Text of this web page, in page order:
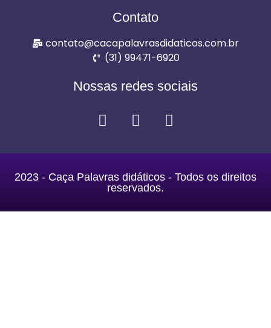
Contato
contato@cacapalavrasdidaticos.com.br
(31) 99471-6920
Nossas redes sociais
2023 - Caça Palavras didáticos - Todos os direitos
reservados.